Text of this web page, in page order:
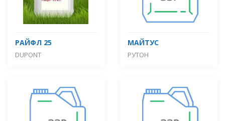
РАЙФЛ 25
DUPONT
МАЙТУС
РУТОН